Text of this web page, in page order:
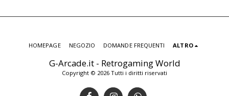
G-Arcade.it - Retrogaming World
Copyright © 2026 Tutti i diritti riservati
HOMEPAGE NEGOZIO DOMANDE FREQUENTI ALTRO